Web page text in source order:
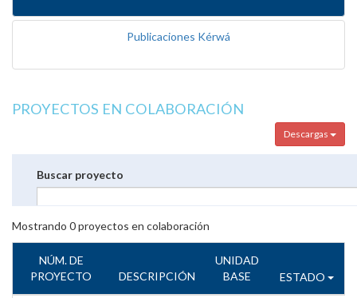
Publicaciones Kérwá
PROYECTOS EN COLABORACIÓN
Descargas
Buscar proyecto
Mostrando 0proyectos en colaboración
NÚM. DE
PROYECTO
DESCRIPCIÓN
UNIDAD
BASE
ESTADO